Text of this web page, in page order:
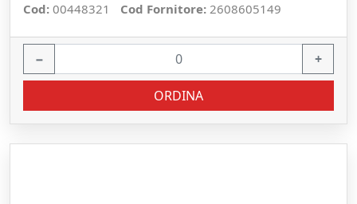
Cod: 00448321 Cod Fornitore: 2608605149
− +
ORDINA